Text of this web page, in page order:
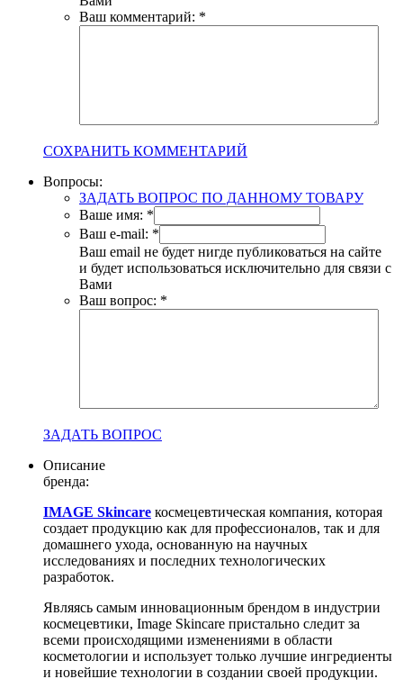
Ваш комментарий: *
СОХРАНИТЬ КОММЕНТАРИЙ
Вопросы:
ЗАДАТЬ ВОПРОС ПО ДАННОМУ ТОВАРУ
Ваше имя: *
Ваш e-mail: *
Ваш email не будет нигде публиковаться на сайте
и будет использоваться исключительно для связи с
Вами
Ваш вопрос: *
ЗАДАТЬ ВОПРОС
Описание
бренда:
IMAGE Skincare космецевтическая компания, которая
создает продукцию как для профессионалов, так и для
домашнего ухода, основанную на научных
исследованиях и последних технологических
разработок.
Являясь самым инновационным брендом в индустрии
космецевтики, Image Skincare пристально следит за
всеми происходящими изменениями в области
косметологии и использует только лучшие ингредиенты
и новейшие технологии в создании своей продукции.